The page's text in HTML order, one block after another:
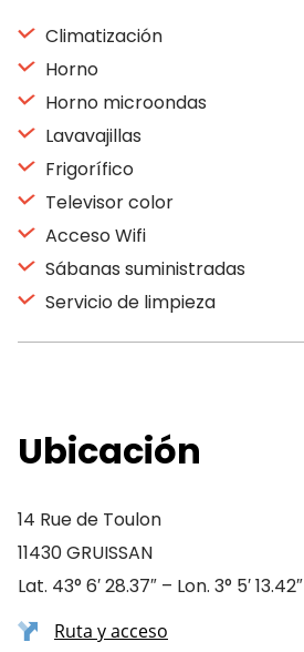
Climatización
Horno
Horno microondas
Lavavajillas
Frigorífico
Televisor color
Acceso Wifi
Sábanas suministradas
Servicio de limpieza
Ubicación
14 Rue de Toulon
11430 GRUISSAN
Lat. 43° 6′ 28.37″ – Lon. 3° 5′ 13.42″
Ruta y acceso